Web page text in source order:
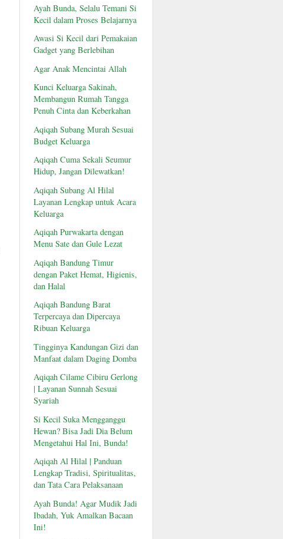
Ayah Bunda, Selalu Temani Si
Kecil dalam Proses Belajarnya
Awasi Si Kecil dari Pemakaian
Gadget yang Berlebihan
Agar Anak Mencintai Allah
Kunci Keluarga Sakinah,
Membangun Rumah Tangga
Penuh Cinta dan Keberkahan
Aqiqah Subang Murah Sesuai
Budget Keluarga
Aqiqah Cuma Sekali Seumur
Hidup, Jangan Dilewatkan!
Aqiqah Subang Al Hilal
Layanan Lengkap untuk Acara
Keluarga
Aqiqah Purwakarta dengan
Menu Sate dan Gule Lezat
Aqiqah Bandung Timur
dengan Paket Hemat, Higienis,
dan Halal
Aqiqah Bandung Barat
Terpercaya dan Dipercaya
Ribuan Keluarga
Tingginya Kandungan Gizi dan
Manfaat dalam Daging Domba
Aqiqah Cilame Cibiru Gerlong
| Layanan Sunnah Sesuai
Syariah
Si Kecil Suka Mengganggu
Hewan? Bisa Jadi Dia Belum
Mengetahui Hal Ini, Bunda!
Aqiqah Al Hilal | Panduan
Lengkap Tradisi, Spiritualitas,
dan Tata Cara Pelaksanaan
Ayah Bunda! Agar Mudik Jadi
Ibadah, Yuk Amalkan Bacaan
Ini!